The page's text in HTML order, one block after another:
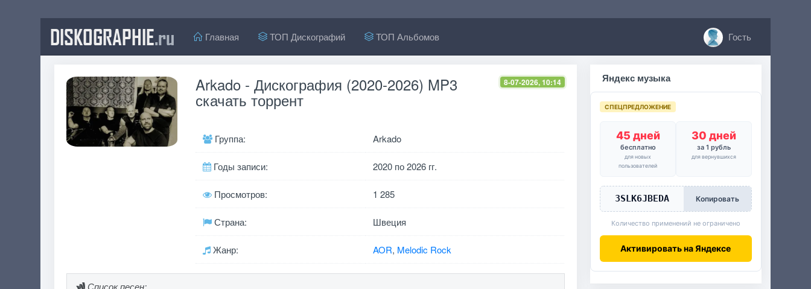
DISKOGRAPHIE.ru Главная ТОП Дискографий ТОП Альбомов Гость
8-07-2026, 10:14
Arkado - Дискография (2020-2026) MP3
скачать торрент
Группа: Arkado
Годы записи: 2020 по 2026 гг.
Просмотров: 1 285
Страна: Швеция
Жанр: AOR, Melodic Rock
Список песен:
Яндекс музыка
СПЕЦПРЕДЛОЖЕНИЕ
45 дней
бесплатно
для новых
пользователей
30 дней
за 1 рубль
для вернувшихся
3SLK6JBEDA Копировать
Количество применений не ограничено
Активировать на Яндексе